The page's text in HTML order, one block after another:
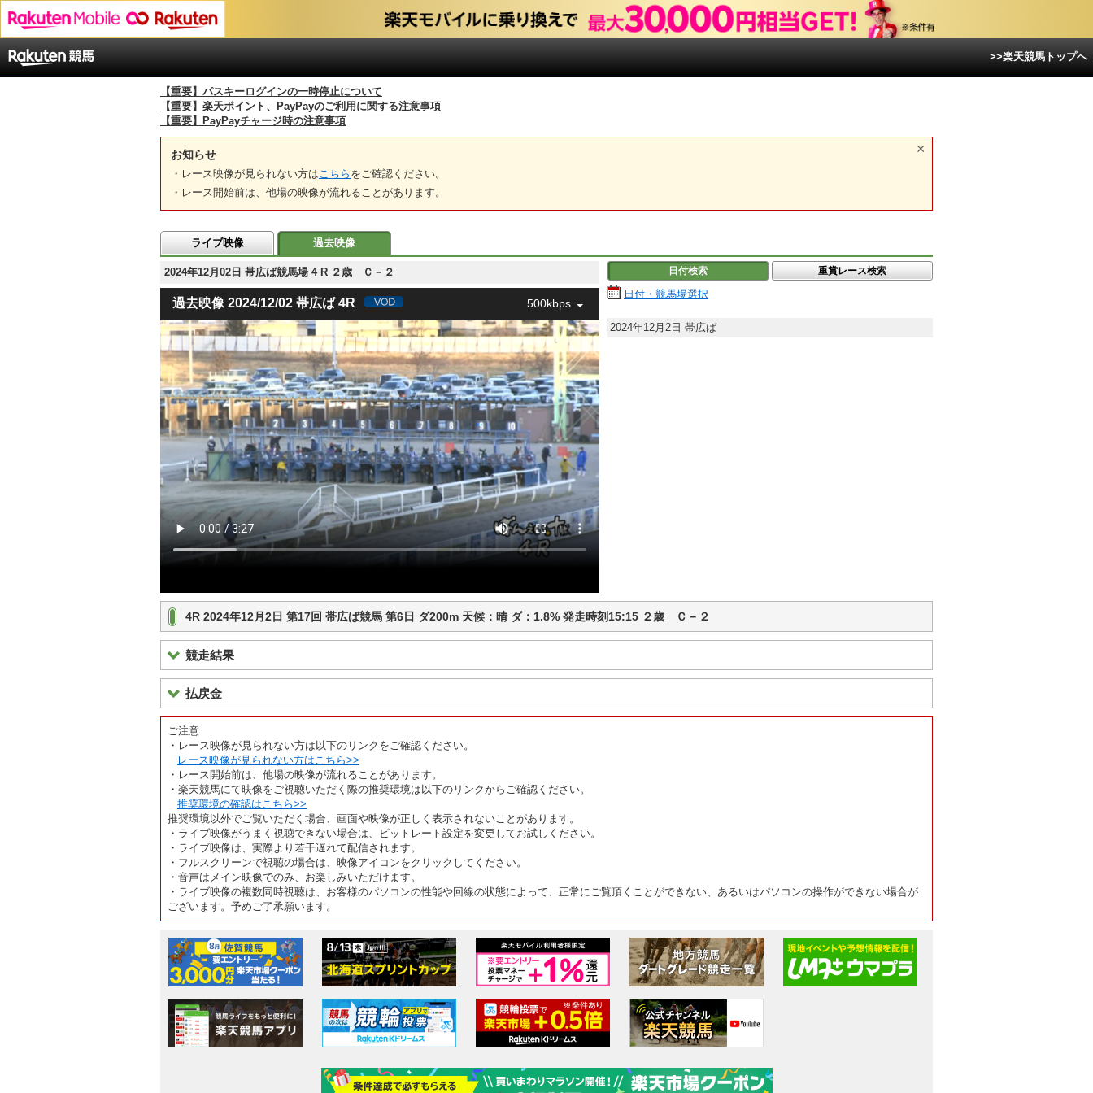
>>楽天競馬トップへ
【重要】パスキーログインの一時停止について
【重要】楽天ポイント、PayPayのご利用に関する注意事項
【重要】PayPayチャージ時の注意事項
お知らせ
・レース映像が見られない方は こちら をご確認ください。
・レース開始前は、他場の映像が流れることがあります。
ライブ映像 過去映像
2024年12月02日 帯広ば競馬場 4 R ２歳 Ｃ－２
過去映像 2024/12/02 帯広ば 4R 500kbps
日付検索 重賞レース検索
日付・競馬場選択
2024年12月2日 帯広ば
4R 2024年12月2日 第17回 帯広ば競馬 第6日 ダ200m 天候：晴 ダ：1.8% 発走時刻15:15 ２歳 Ｃ－２
競走結果
払戻金
ご注意
・レース映像が見られない方は以下のリンクをご確認ください。
レース映像が見られない方はこちら>>
・レース開始前は、他場の映像が流れることがあります。
・楽天競馬にて映像をご視聴いただく際の推奨環境は以下のリンクからご確認ください。
推奨環境の確認はこちら>>
推奨環境以外でご覧いただく場合、画面や映像が正しく表示されないことがあります。
・ライブ映像がうまく視聴できない場合は、ビットレート設定を変更してお試しください。
・ライブ映像は、実際より若干遅れて配信されます。
・フルスクリーンで視聴の場合は、映像アイコンをクリックしてください。
・音声はメイン映像でのみ、お楽しみいただけます。
・ライブ映像の複数同時視聴は、お客様のパソコンの性能や回線の状態によって、正常にご覧頂くことができない、あるいはパソコンの操作ができない場合が
ございます。予めご了承願います。